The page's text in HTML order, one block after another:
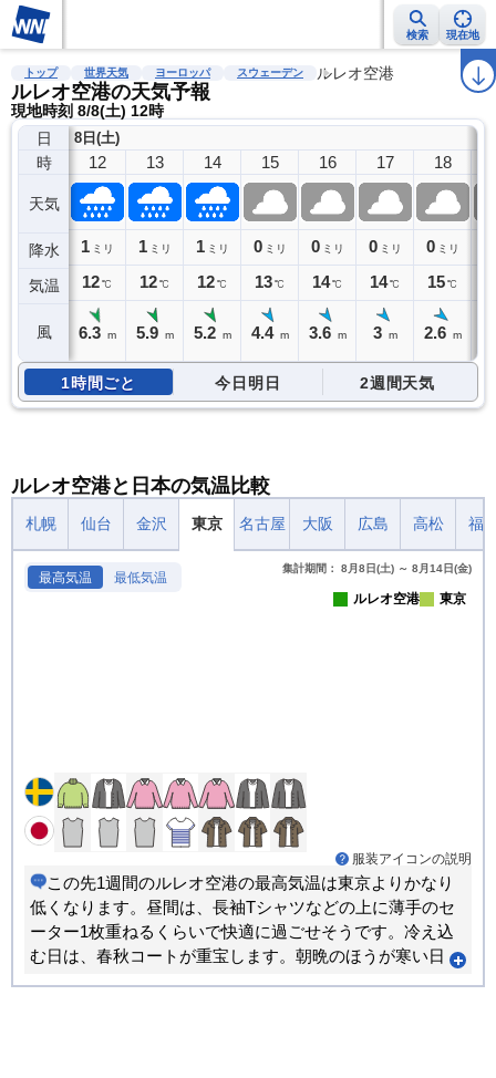
検索 現在地
雨雲レーダー 台風情報 地震情報 警報・注意報 2週間天気 ラ
トップ 世界天気 ヨーロッパ スウェーデン ルレオ空港
ルレオ空港の天気予報
現地時刻 8/8(土) 12時
日
時
天気
降水
気温
風
8日(土)
12
1 ミリ
12℃
6.3 m
13
1 ミリ
12℃
5.9 m
14
1 ミリ
12℃
5.2 m
15
0 ミリ
13℃
4.4 m
16
0 ミリ
14℃
3.6 m
17
0 ミリ
14℃
3 m
18
0 ミリ
15℃
2.6 m
1時間ごと 今日明日 2週間天気
ルレオ空港と日本の気温比較
札幌 仙台 金沢 東京 名古屋 大阪 広島 高松 福
最高気温 最低気温
集計期間： 8月8日(土) ～ 8月14日(金)
ルレオ空港 東京
服装アイコンの説明
この先1週間のルレオ空港の最高気温は東京よりかなり
低くなります。昼間は、長袖Tシャツなどの上に薄手のセ
ーター1枚重ねるくらいで快適に過ごせそうです。冷え込
む日は、春秋コートが重宝します。朝晩のほうが寒い日